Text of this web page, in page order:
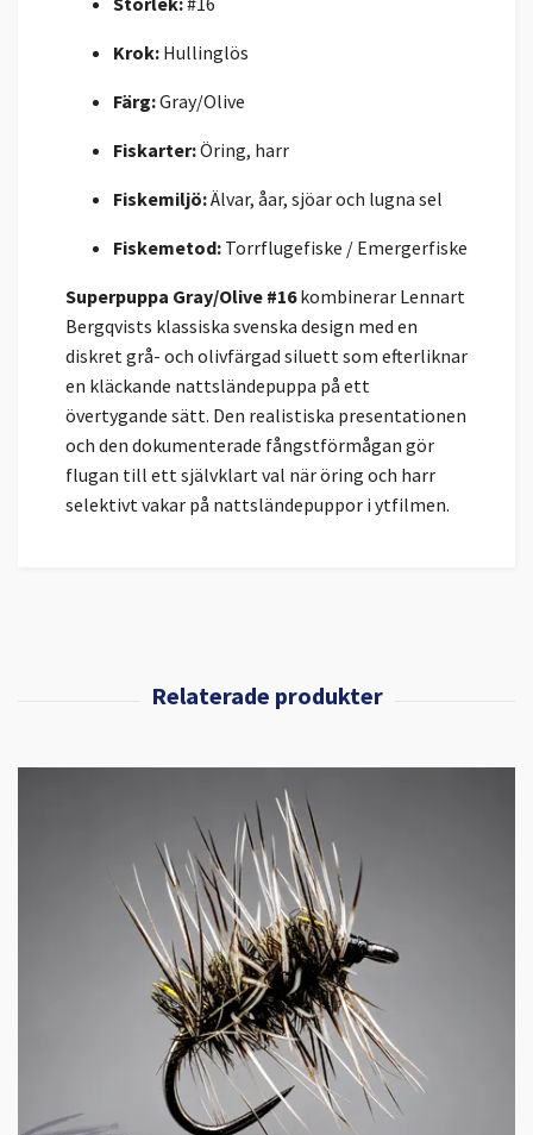
Krok: Hullinglös
Färg:Gray/Olive
Fiskarter:Öring, harr
Fiskemiljö:Älvar, åar, sjöar och lugna sel
Fiskemetod: Torrflugefiske / Emergerfiske
Superpuppa Gray/Olive #16kombinerar Lennart
Bergqvists klassiska svenska design med en
diskret grå- och olivfärgad siluett som efterliknar
en kläckande nattsländepuppa på ett
övertygande sätt. Den realistiska presentationen
och den dokumenterade fångstförmågan gör
flugan till ett självklart val när öring och harr
selektivt vakar på nattsländepuppor i ytfilmen.